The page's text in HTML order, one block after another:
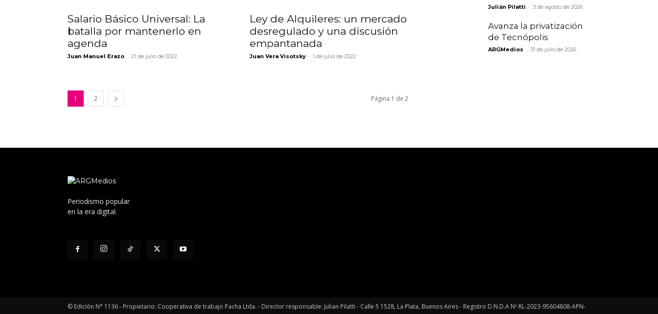
Salario Básico Universal: La
batalla por mantenerlo en
agenda
Juan Manuel Erazo - 21 de julio de 2022
Ley de Alquileres: un mercado
desregulado y una discusión
empantanada
Juan Vera Visotsky - 1 de julio de 2022
1 2 Página 1 de 2
Julián Pilatti - 3 de agosto de 2026
Avanza la privatización
de Tecnópolis
ARGMedios - 31 de julio de 2026
Periodismo popular
en la era digital.
© Edicíón N° 1136 - Propietario: Cooperativa de trabajo Pacha Ltda. - Director responsable: Julian Pilatti - Calle 5 1528, La Plata, Buenos Aires - Registro D.N.D.A Nº RL-2023-95604808-APN-